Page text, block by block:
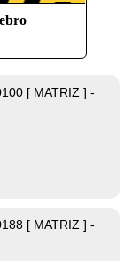
[ MATRIZ ] -
[ MATRIZ ] -